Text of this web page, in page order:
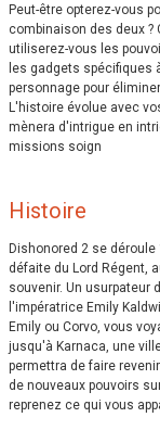
Peut-être opterez-vous
combinaison des deux ?
utiliserez-vous les
les gadgets spécifiques
personnage pour
L'histoire évolue avec
mènera d'intrigue en
missions soign
Histoire
Dishonored 2 se déroule
défaite du Lord Régent,
souvenir. Un usurpateur
l'impératrice Emily
Emily ou Corvo, vous
jusqu'à Karnaca, une
permettra de faire
de nouveaux pouvoirs
reprenez ce qui vous